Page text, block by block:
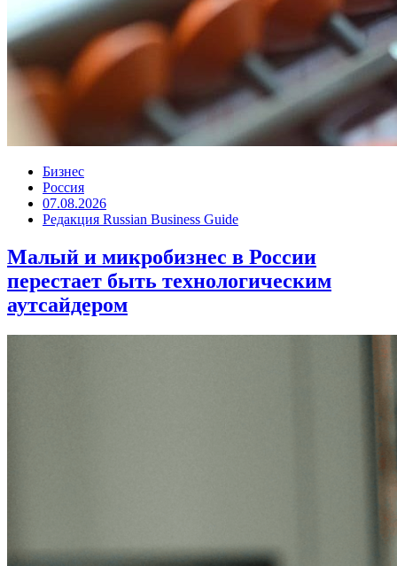
Бизнес
Россия
07.08.2026
Редакция Russian Business Guide
Малый и микробизнес в России
перестает быть технологическим
аутсайдером